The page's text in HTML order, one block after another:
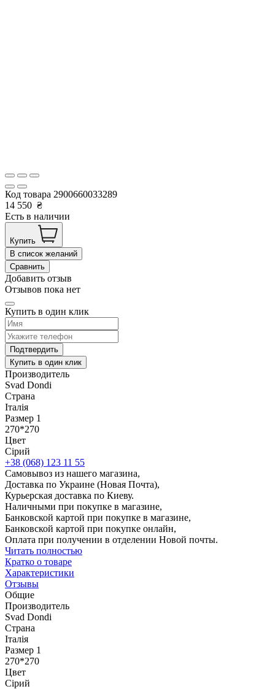
Код товара 2900660033289
14 550 ₴
Есть в наличии
Купить
В список желаний
Сравнить
Добавить отзыв
Отзывов пока нет
Купить в один клик
Подтвердить
Купить в один клик
Производитель
Svad Dondi
Страна
Італія
Размер 1
270*270
Цвет
Сірий
+38 (068) 123 11 55
Самовывоз из нашего магазина,
Доставка по Украине (Новая Почта),
Курьерская доставка по Киеву.
Наличными при покупке в магазине,
Банковской картой при покупке в магазине,
Банковской картой при покупке онлайн,
Оплата при получении в отделении Новой почты.
Читать полностью
Кратко о товаре
Характеристики
Отзывы
Общие
Производитель
Svad Dondi
Страна
Італія
Размер 1
270*270
Цвет
Сірий